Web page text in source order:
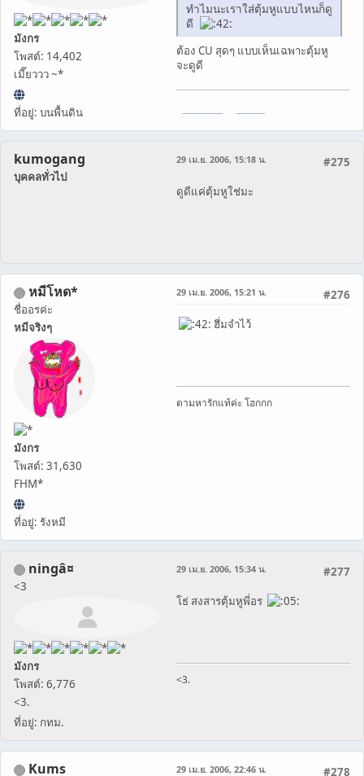
มังกร
โพสต์: 14,402
เมี๊ยววว ~*
ที่อยู่: บนพื้นดิน
ทำไมนะเราใส่ตุ้มหูแบบไหนก็ดู
ดี
ต้อง CU สุดๆ แบบเห็นเฉพาะตุ้มหู
จะดูดี
kumogang
บุคคลทั่วไป
#275
29 เม.ย. 2006, 15:18 น.
ดูดีแค่ตุ้มหูใช่มะ
หมีโหด*
ชื่ออรค่ะ
หมีจริงๆ
มังกร
โพสต์: 31,630
FHM*
ที่อยู่: รังหมี
#276
29 เม.ย. 2006, 15:21 น.
ฮึ่มจำไว้
ตามหารักแท้ค่ะ โฮกกก
ningâ¤
<3
มังกร
โพสต์: 6,776
<3.
ที่อยู่: กทม.
#277
29 เม.ย. 2006, 15:34 น.
โธ่ สงสารตุ้มหูพี่อร
<3.
Kums #278
29 เม.ย. 2006, 22:46 น.